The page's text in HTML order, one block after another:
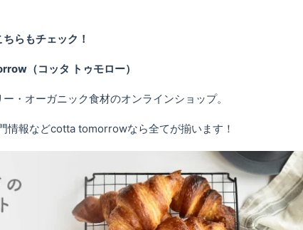
ちらもチェック！
（コッタ トゥモロー）
・オーガニック食材のオンラインショップ。
情報などcotta tomorrowなら全てが揃います！